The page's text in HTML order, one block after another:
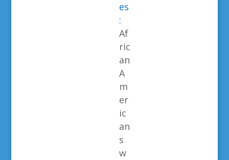
es
:
Af
ric
an
A
m
er
ic
an
s
w